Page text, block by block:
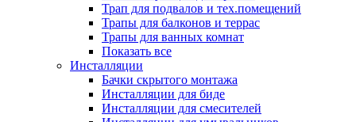
Трап для подвалов и тех.помещений
Трапы для балконов и террас
Трапы для ванных комнат
Показать все
Инсталляции
Бачки скрытого монтажа
Инсталляции для биде
Инсталляции для смесителей